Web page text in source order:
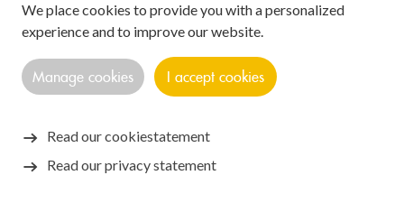
FOLLOW US!
Copyright © 2026 SANTOS
We place cookies to provide you with a personalized
experience and to improve our website.
Manage cookies I accept cookies
Read our cookiestatement
Read our privacy statement